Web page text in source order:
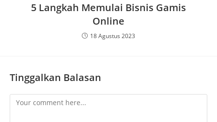
5 Langkah Memulai Bisnis Gamis
Online
18 Agustus 2023
Tinggalkan Balasan